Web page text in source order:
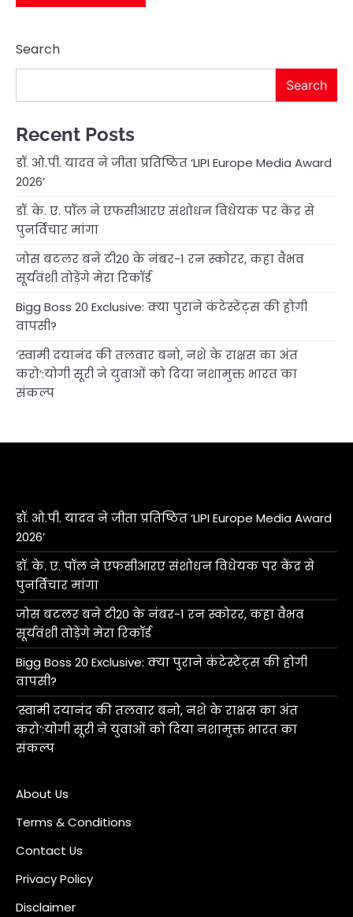
Search
Search
Recent Posts
डॉ. ओ.पी. यादव ने जीता प्रतिष्ठित ‘LIPI Europe Media Award
2026’
डॉ. के. ए. पॉल ने एफसीआरए संशोधन विधेयक पर केंद्र से
पुनर्विचार मांगा
जोस बटलर बने टी20 के नंबर-1 रन स्कोरर, कहा वैभव
सूर्यवंशी तोड़ेंगे मेरा रिकॉर्ड
Bigg Boss 20 Exclusive: क्या पुराने कंटेस्टेंट्स की होगी
वापसी?
‘स्वामी दयानंद की तलवार बनो, नशे के राक्षस का अंत
करो’:योगी सूरी ने युवाओं को दिया नशामुक्त भारत का
संकल्प
डॉ. ओ.पी. यादव ने जीता प्रतिष्ठित ‘LIPI Europe Media Award
2026’
डॉ. के. ए. पॉल ने एफसीआरए संशोधन विधेयक पर केंद्र से
पुनर्विचार मांगा
जोस बटलर बने टी20 के नंबर-1 रन स्कोरर, कहा वैभव
सूर्यवंशी तोड़ेंगे मेरा रिकॉर्ड
Bigg Boss 20 Exclusive: क्या पुराने कंटेस्टेंट्स की होगी
वापसी?
‘स्वामी दयानंद की तलवार बनो, नशे के राक्षस का अंत
करो’:योगी सूरी ने युवाओं को दिया नशामुक्त भारत का
संकल्प
About Us
Terms & Conditions
Contact Us
Privacy Policy
Disclaimer